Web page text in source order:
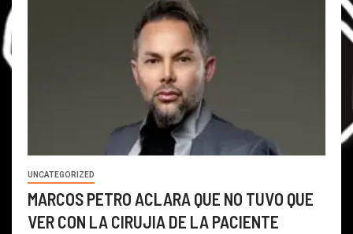
UNCATEGORIZED
MARCOS PETRO ACLARA QUE NO TUVO QUE
VER CON LA CIRUJIA DE LA PACIENTE